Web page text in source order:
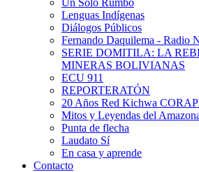
Un Solo Rumbo
Lenguas Indígenas
Diálogos Públicos
Fernando Daquilema - Radio
SERIE DOMITILA: LA
MINERAS BOLIVIANAS
ECU 911
REPORTERATÓN
20 Años Red Kichwa
Mitos y Leyendas del
Punta de flecha
Laudato Sí
En casa y aprende
Contacto